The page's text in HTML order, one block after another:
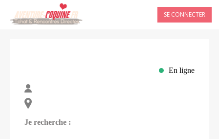
SE CONNECTER
En ligne
Je recherche :